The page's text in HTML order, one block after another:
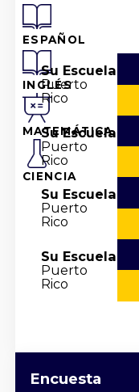
ESPAÑOL
INGLÉS
MATEMÁTICA
CIENCIA
Su Escuela
Puerto
Rico
Su Escuela
Puerto
Rico
Su Escuela
Puerto
Rico
Su Escuela
Puerto
Rico
Encuesta